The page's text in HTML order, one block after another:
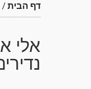
דף הבית/
אלי